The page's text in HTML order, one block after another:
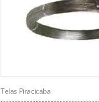
Telas Piracicaba